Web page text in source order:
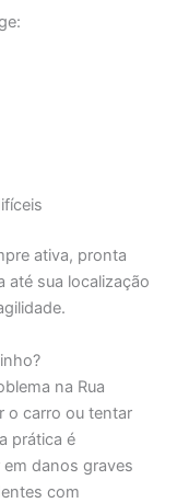
ativa, pronta
até sua localização
na Rua
o carro ou tentar
prática é
danos graves
com